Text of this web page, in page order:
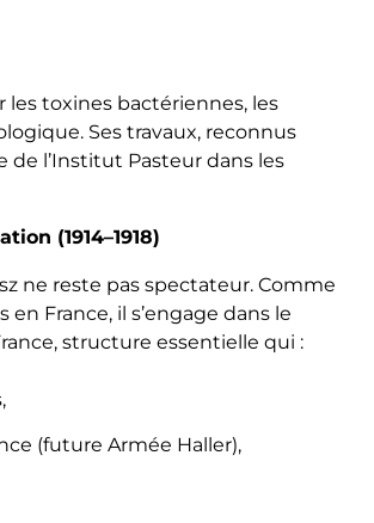
toxines bactériennes, les
Ses travaux, reconnus
l’Institut Pasteur dans les
(1914–1918)
ne reste pas spectateur. Comme
France, il s’engage dans le
structure essentielle qui :
(future Armée Haller),